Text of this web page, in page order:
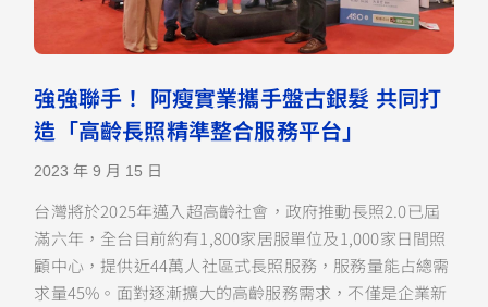
強強聯手！ 阿瘦實業攜手盤古銀髮 共同打
造「高齡長照精準整合服務平台」
2023 年 9 月 15 日
台灣將於2025年邁入超高齡社會，政府推動長照2.0已屆
滿六年，全台目前約有1,800家居服單位及1,000家日間照
顧中心，提供近44萬人社區式長照服務，服務量能占總需
求量45%。面對逐漸擴大的高齡服務需求，不僅是企業新